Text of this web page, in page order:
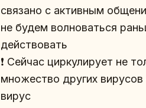
связано с активным
не будем волноваться
действовать
❗️ Сейчас циркулирует не
множество других
вирус